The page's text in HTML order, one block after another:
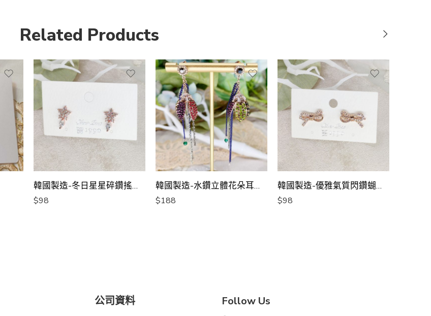
Related Products
韓國製造-冬日星星碎鑽搖曳耳環
$98
韓國製造-水鑽立體花朵耳環[韓國手工耳環]
$188
韓國製造-優雅氣質閃鑽蝴蝶結耳環
$98
公司資料 Follow Us